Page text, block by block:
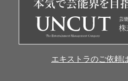
エキストラのご依頼